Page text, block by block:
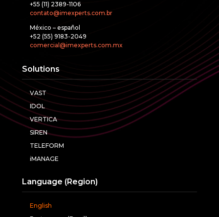
+55 (11) 2389-1106
contato@imexperts.com.br
México – español
+52 (55) 9183-2049
comercial@imexperts.com.mx
Solutions
VAST
IDOL
VERTICA
SIREN
TELEFORM
iMANAGE
Language (Region)
English